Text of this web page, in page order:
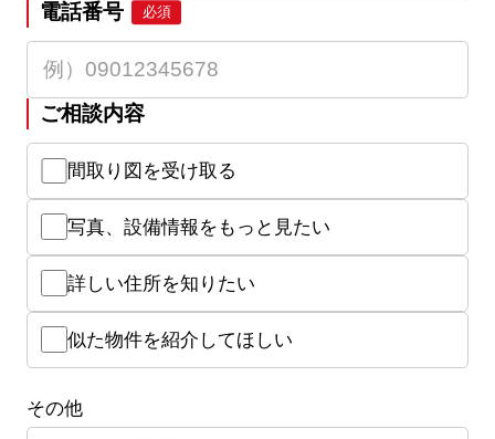
電話番号 必須
ご相談内容
間取り図を受け取る
写真、設備情報をもっと見たい
詳しい住所を知りたい
似た物件を紹介してほしい
その他